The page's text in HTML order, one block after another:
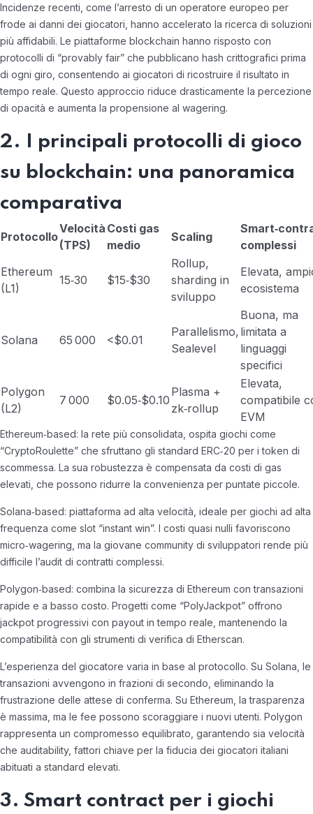
Incidenze recenti, come l’arresto di un operatore europeo per
frode ai danni dei giocatori, hanno accelerato la ricerca di soluzioni
più affidabili. Le piattaforme blockchain hanno risposto con
protocolli di “provably fair” che pubblicano hash crittografici prima
di ogni giro, consentendo ai giocatori di ricostruire il risultato in
tempo reale. Questo approccio riduce drasticamente la percezione
di opacità e aumenta la propensione al wagering.
2. I principali protocolli di gioco
su blockchain: una panoramica
comparativa
Protocollo
Velocità
(TPS)
Costi gas
medio
Scaling
complessi
Ethereum
(L1)
15‑30 $15‑$30
Rollup,
sharding in
sviluppo
Elevata,
ecosistema
Solana 65 000 <$0.01
Parallelismo,
Sealevel
Buona, ma
limitata a
linguaggi
specifici
Polygon
(L2)
7 000 $0.05‑$0.10
Plasma +
zk‑rollup
Elevata,
compatibile
EVM
Ethereum‑based: la rete più consolidata, ospita giochi come
“CryptoRoulette” che sfruttano gli standard ERC‑20 per i token di
scommessa. La sua robustezza è compensata da costi di gas
elevati, che possono ridurre la convenienza per puntate piccole.
Solana‑based: piattaforma ad alta velocità, ideale per giochi ad alta
frequenza come slot “instant win”. I costi quasi nulli favoriscono
micro‑wagering, ma la giovane community di sviluppatori rende più
difficile l’audit di contratti complessi.
Polygon‑based: combina la sicurezza di Ethereum con transazioni
rapide e a basso costo. Progetti come “PolyJackpot” offrono
jackpot progressivi con payout in tempo reale, mantenendo la
compatibilità con gli strumenti di verifica di Etherscan.
L’esperienza del giocatore varia in base al protocollo. Su Solana, le
transazioni avvengono in frazioni di secondo, eliminando la
frustrazione delle attese di conferma. Su Ethereum, la trasparenza
è massima, ma le fee possono scoraggiare i nuovi utenti. Polygon
rappresenta un compromesso equilibrato, garantendo sia velocità
che auditability, fattori chiave per la fiducia dei giocatori italiani
abituati a standard elevati.
3. Smart contract per i giochi